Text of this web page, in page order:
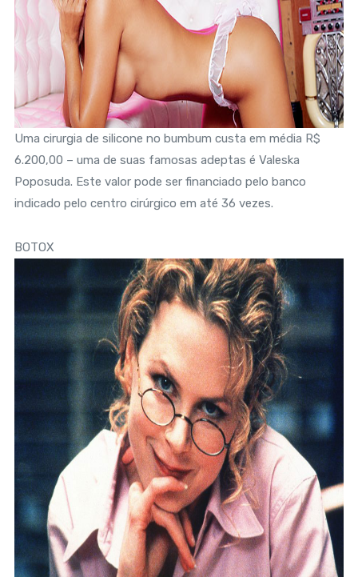
Uma cirurgia de silicone no bumbum custa em média R$
6.200,00 – uma de suas famosas adeptas é Valeska
Poposuda. Este valor pode ser financiado pelo banco
indicado pelo centro cirúrgico em até 36 vezes.
BOTOX